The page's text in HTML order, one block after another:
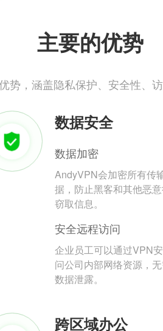
主要的优势
势，涵盖隐私保护、安全性、
数据安全
数据加密
AndyVPN会加密所有传
据，防止黑客和其他恶
窃取信息。
安全远程访问
企业员工可以通过VPN
问公司内部网络资源，
数据泄露。
跨区域办公